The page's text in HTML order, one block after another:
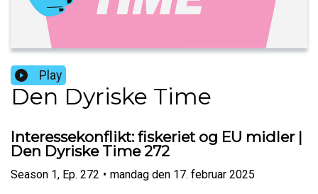
Play
Den Dyriske Time
Interessekonflikt: fiskeriet og EU midler |
Den Dyriske Time 272
Season 1, Ep. 272 • mandag den 17. februar 2025